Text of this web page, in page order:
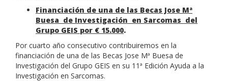
Financiación de una de las Becas Jose Mª
Buesa de Investigación en Sarcomas del
Grupo GEIS por € 15.000.
Por cuarto año consecutivo contribuiremos en la
financiación de una de las Becas Jose Mª Buesa de
Investigación del Grupo GEIS en su 11ª Edición Ayuda a la
Investigación en Sarcomas.